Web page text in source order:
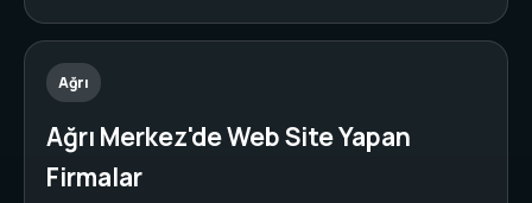
Ağrı
Ağrı Merkez'de Web Site Yapan
Firmalar